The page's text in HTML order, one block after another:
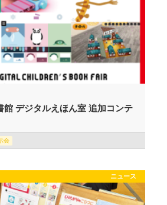
館 デジタルえほん室 追加コンテ
会
ニュース